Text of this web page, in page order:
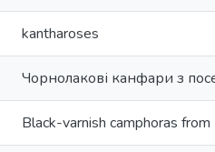
kantharoses
Чорнолакові канфари з
Black-varnish camphoras